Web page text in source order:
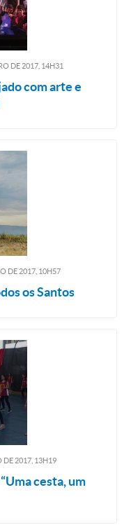
DE2017, 14H31
com arte e
DE2017, 10H57
os Santos
DE2017, 13H19
cesta, um